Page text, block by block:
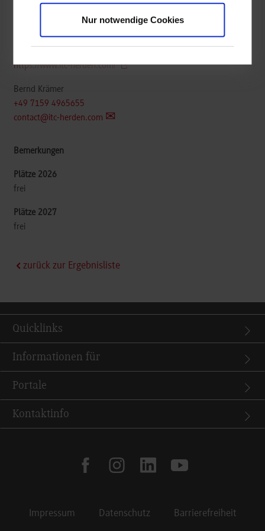
Nur notwendige Cookies
https://www.itc-herden.com/
Bernd Krämer
+49 7159 4965655
contact@itc-herden.com
frei
frei
zurück zur Ergebnisliste
Quicklinks
Informationen für
Portale
Kontaktinfo
facebookinstagramlinkedinyoutube
Impressum Datenschutz Barrierefreiheit